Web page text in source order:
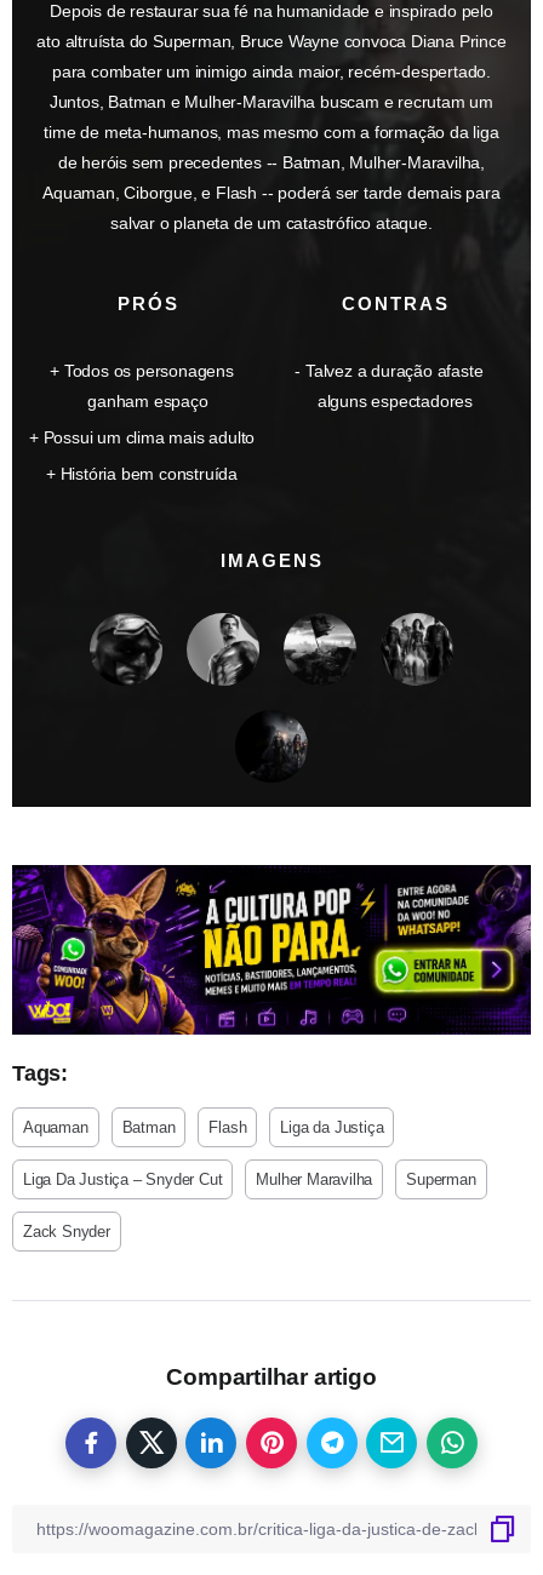
Depois de restaurar sua fé na humanidade e inspirado pelo
ato altruísta do Superman, Bruce Wayne convoca Diana Prince
para combater um inimigo ainda maior, recém-despertado.
Juntos, Batman e Mulher-Maravilha buscam e recrutam um
time de meta-humanos, mas mesmo com a formação da liga
de heróis sem precedentes -- Batman, Mulher-Maravilha,
Aquaman, Ciborgue, e Flash -- poderá ser tarde demais para
salvar o planeta de um catastrófico ataque.
PRÓS
Todos os personagens
ganham espaço
Possui um clima mais adulto
História bem construída
CONTRAS
Talvez a duração afaste
alguns espectadores
IMAGENS
Tags:
Aquaman Batman Flash Liga da Justiça
Liga Da Justiça – Snyder Cut Mulher Maravilha Superman
Zack Snyder
Compartilhar artigo